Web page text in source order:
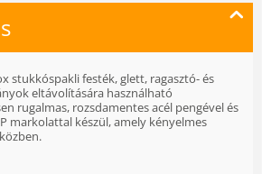
stukkóspakli festék, glett, ragasztó- és
eltávolítására használható
rugalmas, rozsdamentes acél pengével és
markolattal készül, amely kényelmes